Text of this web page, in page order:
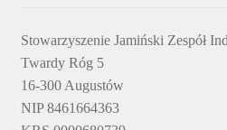
Stowarzyszenie Jamiński Zespół
Twardy Róg 5
16-300 Augustów
NIP 8461664363